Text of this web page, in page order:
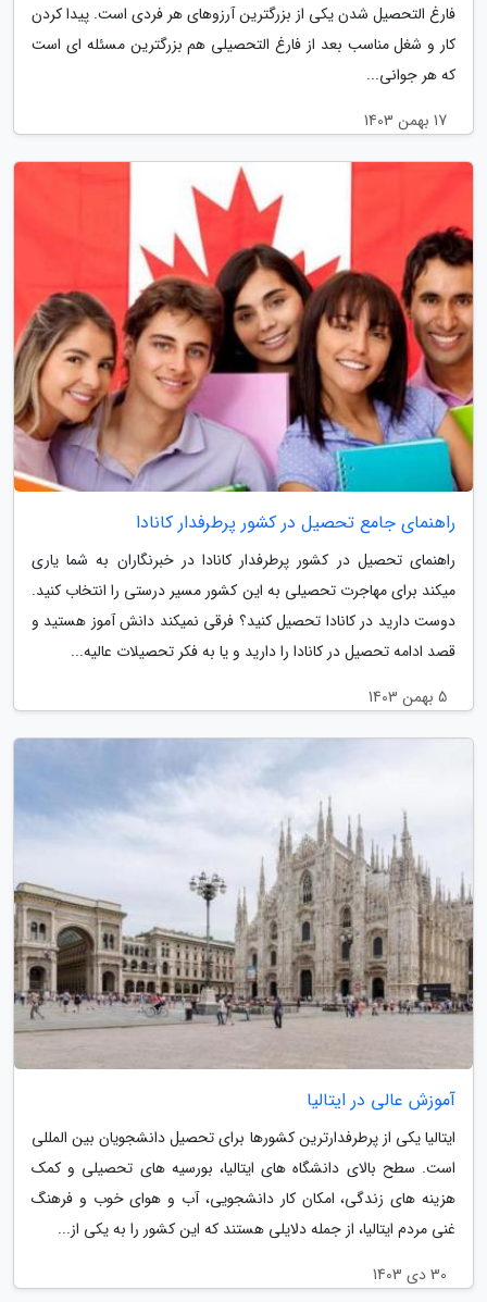
فارغ التحصیل شدن یکی از بزرگترین آرزوهای هر فردی است. پیدا کردن
کار و شغل مناسب بعد از فارغ التحصیلی هم بزرگترین مسئله ای است
که هر جوانی...
17 بهمن 1403
راهنمای جامع تحصیل در کشور پرطرفدار کانادا
راهنمای تحصیل در کشور پرطرفدار کانادا در خبرنگاران به شما یاری
میکند برای مهاجرت تحصیلی به این کشور مسیر درستی را انتخاب کنید.
دوست دارید در کانادا تحصیل کنید؟ فرقی نمیکند دانش آموز هستید و
قصد ادامه تحصیل در کانادا را دارید و یا به فکر تحصیلات عالیه...
5 بهمن 1403
آموزش عالی در ایتالیا
ایتالیا یکی از پرطرفدارترین کشورها برای تحصیل دانشجویان بین المللی
است. سطح بالای دانشگاه های ایتالیا، بورسیه های تحصیلی و کمک
هزینه های زندگی، امکان کار دانشجویی، آب و هوای خوب و فرهنگ
غنی مردم ایتالیا، از جمله دلایلی هستند که این کشور را به یکی از...
30 دی 1403